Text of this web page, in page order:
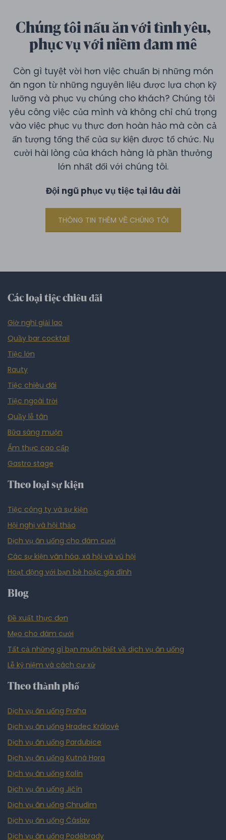
Chúng tôi nấu ăn với tình yêu,
phục vụ với niềm đam mê
Còn gì tuyệt vời hơn việc chuẩn bị những món
ăn ngon từ những nguyên liệu được lựa chọn kỹ
lưỡng và phục vụ chúng cho khách? Chúng tôi
yêu công việc của mình và không chỉ chú trọng
vào việc phục vụ thực đơn hoàn hảo mà còn cả
ấn tượng tổng thể của sự kiện được tổ chức. Nụ
cười hài lòng của khách hàng là phần thưởng
lớn nhất đối với chúng tôi.
Đội ngũ phục vụ tiệc tại lâu đài
THÔNG TIN THÊM VỀ CHÚNG TÔI
Các loại tiệc chiêu đãi
Giờ nghỉ giải lao
Quầy bar cocktail
Tiệc lớn
Rauty
Tiệc chiêu đãi
Tiệc ngoài trời
Quầy lễ tân
Bữa sáng muộn
Ẩm thực cao cấp
Gastro stage
Theo loại sự kiện
Tiệc công ty và sự kiện
Hội nghị và hội thảo
Dịch vụ ăn uống cho đám cưới
Các sự kiện văn hóa, xã hội và vũ hội
Hoạt động với bạn bè hoặc gia đình
Blog
Đề xuất thực đơn
Mẹo cho đám cưới
Tất cả những gì bạn muốn biết về dịch vụ ăn uống
Lễ kỷ niệm và cách cư xử
Theo thành phố
Dịch vụ ăn uống Praha
Dịch vụ ăn uống Hradec Králové
Dịch vụ ăn uống Pardubice
Dịch vụ ăn uống Kutná Hora
Dịch vụ ăn uống Kolín
Dịch vụ ăn uống Jičín
Dịch vụ ăn uống Chrudim
Dịch vụ ăn uống Čáslav
Dịch vụ ăn uống Poděbrady